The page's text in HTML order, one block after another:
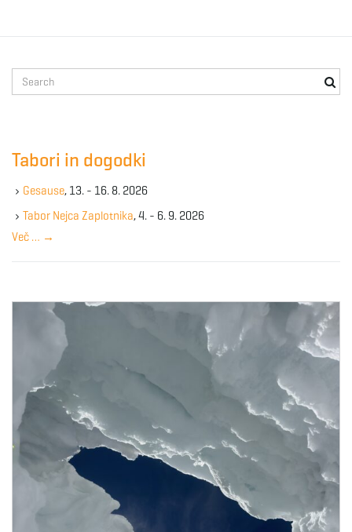
e
e
y
w
r
Tabori in dogodki
Gesause, 13. - 16. 8. 2026
Tabor Nejca Zaplotnika, 4. - 6. 9. 2026
Več … →